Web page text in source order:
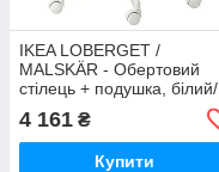
IKEA LOBERGET /
MALSKÄR - Обертовий
стілець + подушка, білий/
темно-сірий, 994.454.51
4 161 ₴
Купити